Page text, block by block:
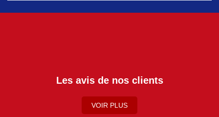
Les avis de nos clients
VOIR PLUS